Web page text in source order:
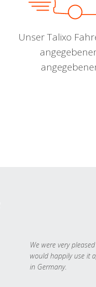
Unser Talixo
We were very
would happily use it
in Germany.